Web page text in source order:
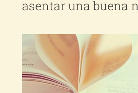
asentar una buena
imagen
más
grande